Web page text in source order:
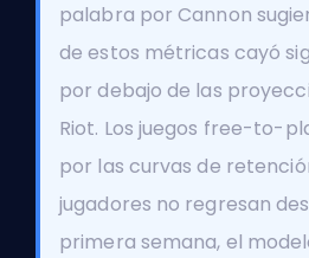
palabra por Cannon
de estos métricas cayó
por debajo de las
Riot. Los juegos free-to-
por las curvas de
jugadores no regresan
primera semana, el